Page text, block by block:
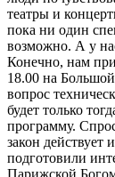
театры и
пока ни один
возможно. А у
Конечно, нам
18.00 на
вопрос
будет только
программу.
закон
подготовили
Парижской